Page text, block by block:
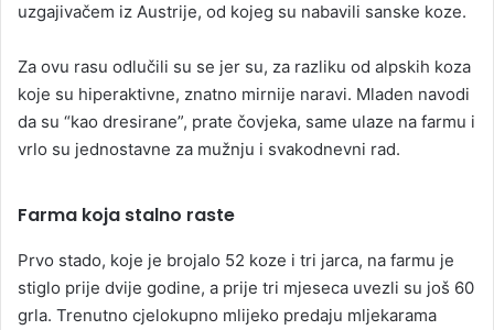
uzgajivačem iz Austrije, od kojeg su nabavili sanske koze.
Za ovu rasu odlučili su se jer su, za razliku od alpskih koza
koje su hiperaktivne, znatno mirnije naravi. Mladen navodi
da su “kao dresirane”, prate čovjeka, same ulaze na farmu i
vrlo su jednostavne za mužnju i svakodnevni rad.
Farma koja stalno raste
Prvo stado, koje je brojalo 52 koze i tri jarca, na farmu je
stiglo prije dvije godine, a prije tri mjeseca uvezli su još 60
grla. Trenutno cjelokupno mlijeko predaju mljekarama